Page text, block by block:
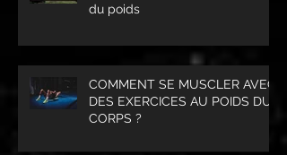
du poids
COMMENT SE MUSCLER AVEC
DES EXERCICES AU POIDS DU
CORPS ?